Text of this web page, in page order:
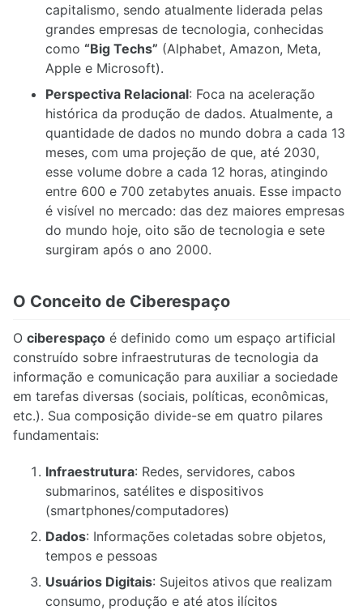
capitalismo, sendo atualmente liderada pelas
grandes empresas de tecnologia, conhecidas
como “Big Techs” (Alphabet, Amazon, Meta,
Apple e Microsoft).
Perspectiva Relacional: Foca na aceleração
histórica da produção de dados. Atualmente, a
quantidade de dados no mundo dobra a cada 13
meses, com uma projeção de que, até 2030,
esse volume dobre a cada 12 horas, atingindo
entre 600 e 700 zetabytes anuais. Esse impacto
é visível no mercado: das dez maiores empresas
do mundo hoje, oito são de tecnologia e sete
surgiram após o ano 2000.
O Conceito de Ciberespaço
O ciberespaço é definido como um espaço artificial
construído sobre infraestruturas de tecnologia da
informação e comunicação para auxiliar a sociedade
em tarefas diversas (sociais, políticas, econômicas,
etc.). Sua composição divide-se em quatro pilares
fundamentais:
Infraestrutura: Redes, servidores, cabos
submarinos, satélites e dispositivos
(smartphones/computadores)
Dados: Informações coletadas sobre objetos,
tempos e pessoas
Usuários Digitais: Sujeitos ativos que realizam
consumo, produção e até atos ilícitos